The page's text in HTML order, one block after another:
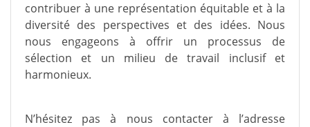
contribuer à une représentation équitable et à la
diversité des perspectives et des idées. Nous
nous engageons à offrir un processus de
sélection et un milieu de travail inclusif et
harmonieux.
N’hésitez pas à nous contacter à l’adresse